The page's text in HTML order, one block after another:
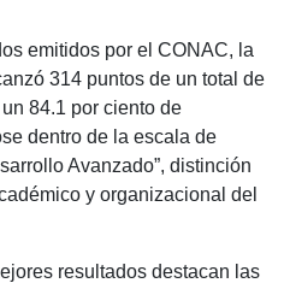
emitidos por el CONAC, la
314 puntos de un total de
84.1 por ciento de
dentro de la escala de
Avanzado”, distinción
y organizacional del
resultados destacan las